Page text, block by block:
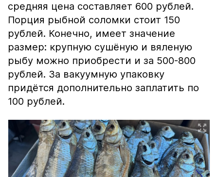
средняя цена составляет 600 рублей.
Порция рыбной соломки стоит 150
рублей. Конечно, имеет значение
размер: крупную сушёную и вяленую
рыбу можно приобрести и за 500-800
рублей. За вакуумную упаковку
придётся дополнительно заплатить по
100 рублей.